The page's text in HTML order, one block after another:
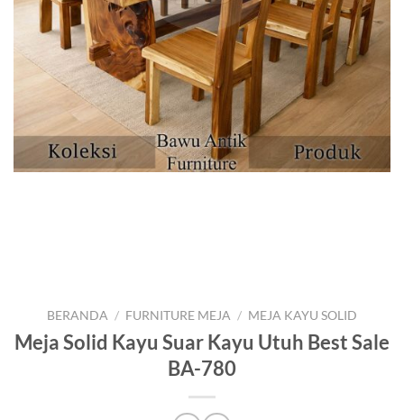
BERANDA / FURNITURE MEJA / MEJA KAYU SOLID
Meja Solid Kayu Suar Kayu Utuh Best Sale
BA-780